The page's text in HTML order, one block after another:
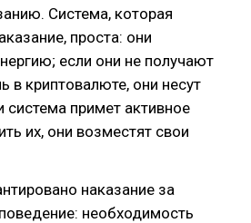
Система, которая
проста: они
если они не получают
криптовалюте, они несут
система примет активное
их, они возместят свои
наказание за
необходимость